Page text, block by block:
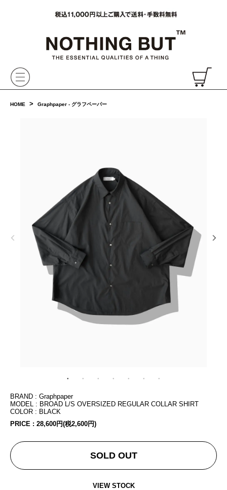
HOME > Graphpaper - グラフペーパー
BRAND : Graphpaper
MODEL : BROAD L/S OVERSIZED REGULAR COLLAR SHIRT
COLOR : BLACK
PRICE : 28,600円(税2,600円)
SOLD OUT
VIEW STOCK